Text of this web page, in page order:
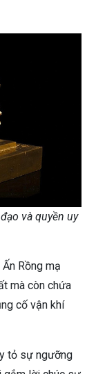
và quyền uy
Rồng mạ
mà còn chứa
cố vận khí
tỏ sự ngưỡng